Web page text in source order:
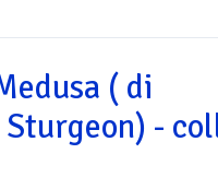
( di
Sturgeon) -